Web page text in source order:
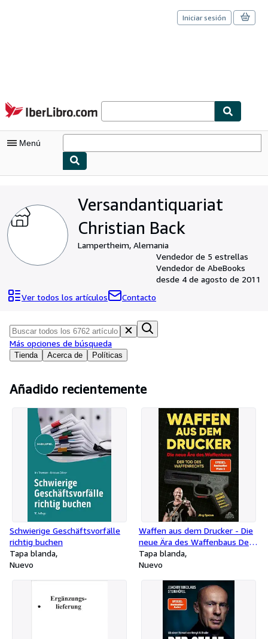
Pasar al contenido principal
IberLibro.com
Iniciar sesión
Menú
Consultar mis pedidos
Cerrar sesión
Búsqueda avanzada
Libros antiguos
Vendedores
Comenzar a vender
CERRAR
Versandantiquariat
Christian Back
Lampertheim, Alemania
Vendedor de 5 estrellas
Vendedor de AbeBooks
desde 4 de agosto de 2011
Ver todos los artículos
Contacto
Tienda Acerca de Políticas
Más opciones de búsqueda
Añadido recientemente
Schwierige Geschäftsvorfälle
richtig buchen
Tapa blanda
Nuevo
Waffen aus dem Drucker - Die
neue Ära des Waffenbaus Der
Tod des Waffenrechts. Ghost
Guns - 3D-Druck, Fakten,
SPIEGEL-Bestseller Nr. 1)
Tapa blanda
Nuevo